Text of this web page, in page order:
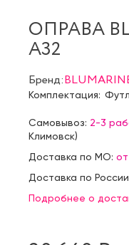
ОПРАВА
A32
Бренд:
Комплектация:
Самовывоз: 2-3
Климовск)
Доставка по МО:
Доставка по
Подробнее о